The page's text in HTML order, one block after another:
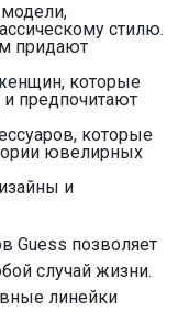
стилю.
придают
которые
предпочитают
которые
ювелирных
и
Guess позволяет
случай жизни.
линейки